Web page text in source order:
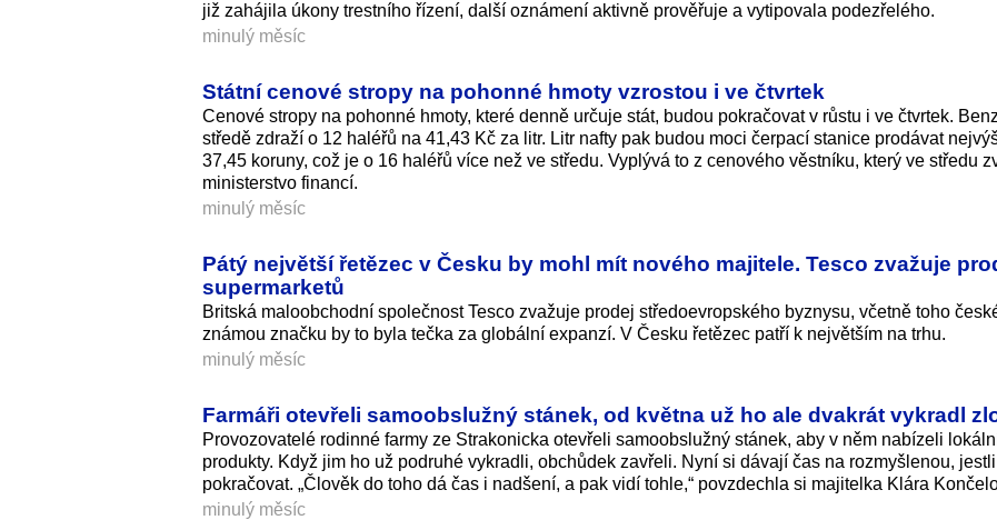
již zahájila úkony trestního řízení, další oznámení aktivně prověřuje a vytipovala podezřelého.
minulý měsíc
Státní cenové stropy na pohonné hmoty vzrostou i ve čtvrtek
Cenové stropy na pohonné hmoty, které denně určuje stát, budou pokračovat v růstu i ve čtvrtek.
středě zdraží o 12 haléřů na 41,43 Kč za litr. Litr nafty pak budou moci čerpací stanice prodávat
37,45 koruny, což je o 16 haléřů více než ve středu. Vyplývá to z cenového věstníku, který ve středu
ministerstvo financí.
minulý měsíc
Pátý největší řetězec v Česku by mohl mít nového majitele. Tesco zvažuje
supermarketů
Britská maloobchodní společnost Tesco zvažuje prodej středoevropského byznysu, včetně toho
známou značku by to byla tečka za globální expanzí. V Česku řetězec patří k největším na trhu.
minulý měsíc
Farmáři otevřeli samoobslužný stánek, od května už ho ale dvakrát vykradl
Provozovatelé rodinné farmy ze Strakonicka otevřeli samoobslužný stánek, aby v něm nabízeli
produkty. Když jim ho už podruhé vykradli, obchůdek zavřeli. Nyní si dávají čas na rozmyšlenou,
pokračovat. „Člověk do toho dá čas i nadšení, a pak vidí tohle,“ povzdechla si majitelka Klára
minulý měsíc